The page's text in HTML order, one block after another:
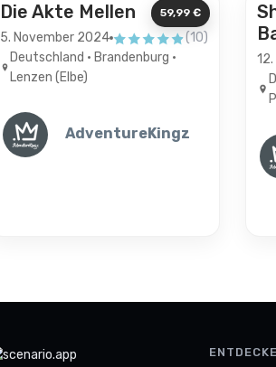
59,99 €
Die Akte Mellen
5. November 2024
4.8 von 5 Sternen
(10)
Deutschland • Brandenburg •
Lenzen (Elbe)
AdventureKingz